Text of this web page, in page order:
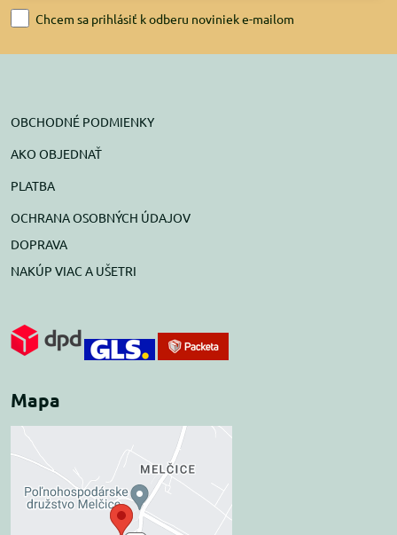
Chcem sa prihlásiť k odberu noviniek e-mailom
OBCHODNÉ PODMIENKY
AKO OBJEDNAŤ
PLATBA
OCHRANA OSOBNÝCH ÚDAJOV
DOPRAVA
NAKÚP VIAC A UŠETRI
Mapa
Externý obsah je
blokovaný Voľbami
súkromia